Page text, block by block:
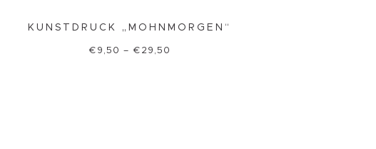
KUNSTDRUCK „MOHNMORGEN“
€ 9,50 – € 29,50